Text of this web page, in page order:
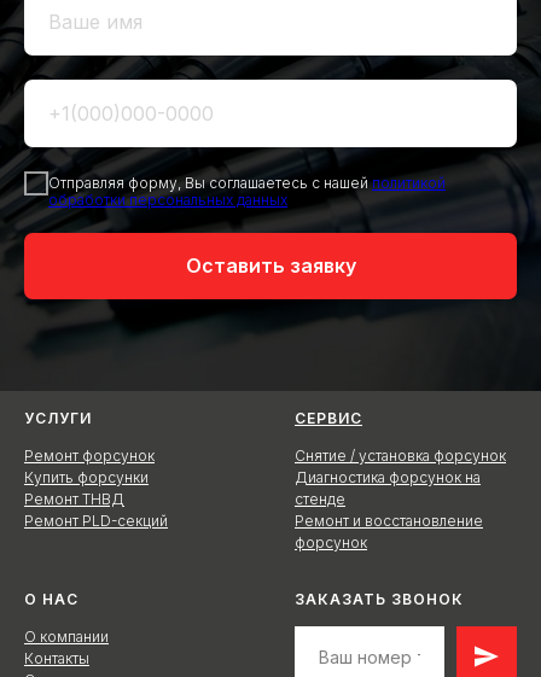
Отправляя форму, Вы соглашаетесь с нашей политикой
обработки персональных данных
Оставить заявку
УСЛУГИ
Ремонт форсунок
Купить форсунки
Ремонт ТНВД
Ремонт PLD-секций
СЕРВИС
Снятие / установка форсунок
Диагностика форсунок на
стенде
Ремонт и восстановление
форсунок
О НАС
О компании
Контакты
ЗАКАЗАТЬ ЗВОНОК